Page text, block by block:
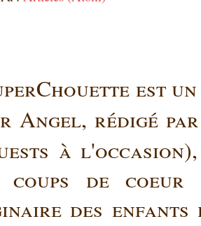
est
Angel, rédigé
à
coups de
des